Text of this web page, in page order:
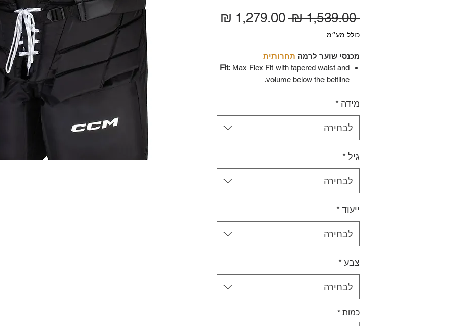
‏1,539.00 ‏₪ מחיר רגיל
כולל מע״מ
מכנסי שוער לרמה תחרותית
Fit: Max Flex Fit with tapered waist and
volume below the beltline.
caps in hips for balanced protection and
weight.
Mobility:
Strategic segmentations and
FlexMotion panels for
dynamic movement.
Inner belt system with
Durability:
Reinforced nylon shell with
Vented liner enhances air
circulation and comfort.
מידה *
לבחירה
גיל *
לבחירה
ייעוד *
לבחירה
צבע *
לבחירה
כמות *